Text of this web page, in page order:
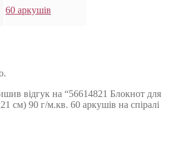
60 аркушів
відгук на “56614821 Блокнот для
см) 90 г/м.кв. 60 аркушів на спіралі